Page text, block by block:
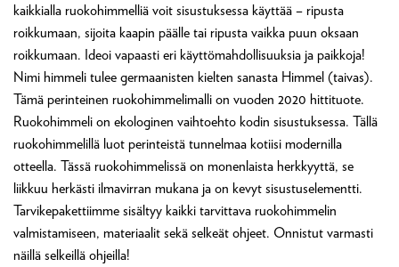
kaikkialla ruokohimmelliä voit sisustuksessa käyttää – ripusta
roikkumaan, sijoita kaapin päälle tai ripusta vaikka puun oksaan
roikkumaan. Ideoi vapaasti eri käyttömahdollisuuksia ja paikkoja!
Nimi himmeli tulee germaanisten kielten sanasta Himmel (taivas).
Tämä perinteinen ruokohimmelimalli on vuoden 2020 hittituote.
Ruokohimmeli on ekologinen vaihtoehto kodin sisustuksessa. Tällä
ruokohimmelillä luot perinteistä tunnelmaa kotiisi modernilla
otteella. Tässä ruokohimmelissä on monenlaista herkkyyttä, se
liikkuu herkästi ilmavirran mukana ja on kevyt sisustuselementti.
Tarvikepakettiimme sisältyy kaikki tarvittava ruokohimmelin
valmistamiseen, materiaalit sekä selkeät ohjeet. Onnistut varmasti
näillä selkeillä ohjeilla!